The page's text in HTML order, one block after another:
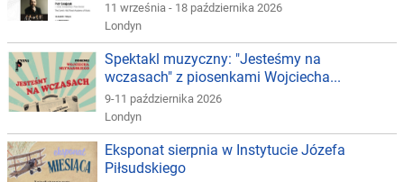
11 września - 18 października 2026
Londyn
Spektakl muzyczny: "Jesteśmy na
wczasach" z piosenkami Wojciecha...
9-11 października 2026
Londyn
Eksponat sierpnia w Instytucie Józefa
Piłsudskiego